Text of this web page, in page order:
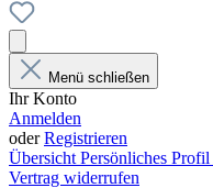
Menü schließen
Ihr Konto
Anmelden
oderRegistrieren
Übersicht Persönliches Profil
Vertrag widerrufen